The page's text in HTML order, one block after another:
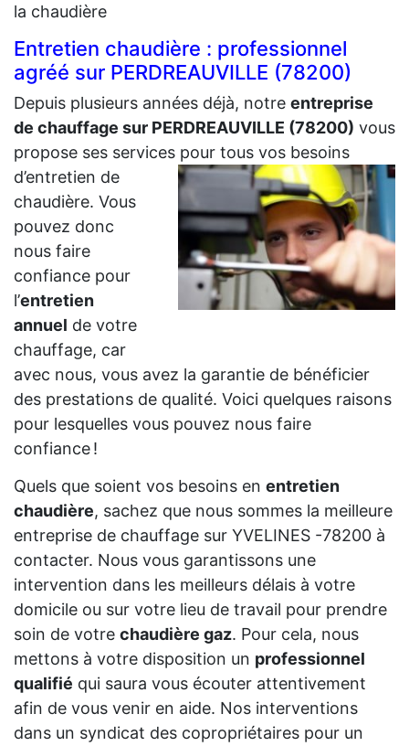
la chaudière
Entretien chaudière : professionnel
agréé sur PERDREAUVILLE (78200)
Depuis plusieurs années déjà, notre entreprise
de chauffage sur PERDREAUVILLE (78200) vous
propose ses services pour tous vos besoins
d’entretien de
chaudière. Vous
pouvez donc
nous faire
confiance pour
l’entretien
annuel de votre
chauffage, car
avec nous, vous avez la garantie de bénéficier
des prestations de qualité. Voici quelques raisons
pour lesquelles vous pouvez nous faire
confiance !
Quels que soient vos besoins en entretien
chaudière, sachez que nous sommes la meilleure
entreprise de chauffage sur YVELINES -78200 à
contacter. Nous vous garantissons une
intervention dans les meilleurs délais à votre
domicile ou sur votre lieu de travail pour prendre
soin de votre chaudière gaz. Pour cela, nous
mettons à votre disposition un professionnel
qualifié qui saura vous écouter attentivement
afin de vous venir en aide. Nos interventions
dans un syndicat des copropriétaires pour un